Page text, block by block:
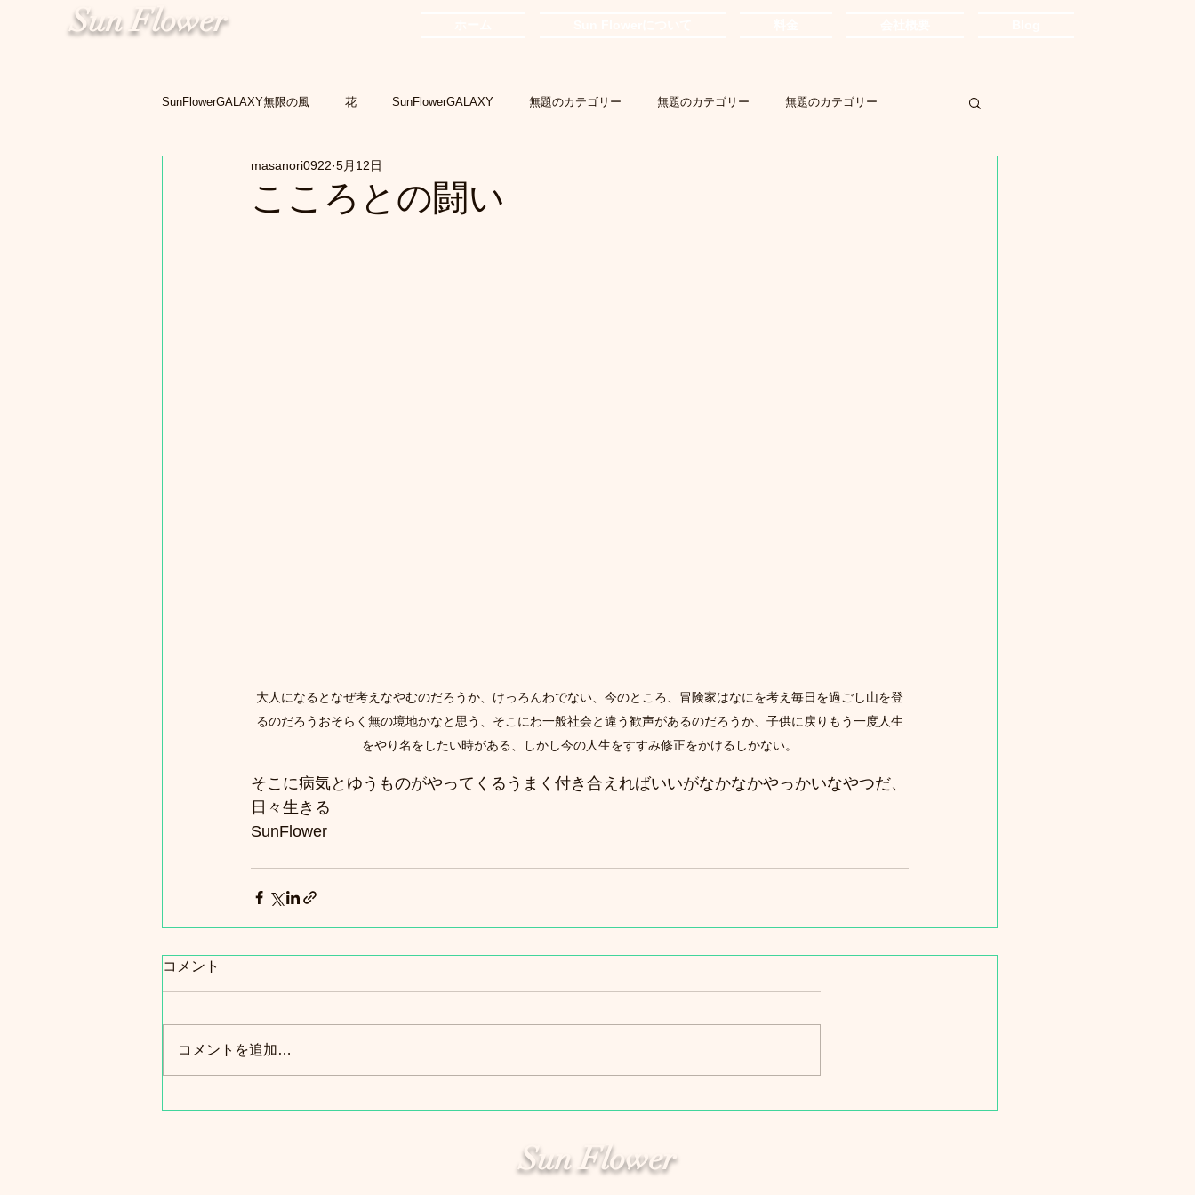
Sun Flower
SunFlowerGALAXY無限の風 花 SunFlowerGALAXY 無題のカテゴリー 無題のカテゴリー 無題のカテゴリー
こころとの闘い
masanori0922 5月12日
大人になるとなぜ考えなやむのだろうか、けっろんわでない、今のところ、冒険家はなにを考え毎日を過ごし山を登
るのだろうおそらく無の境地かなと思う、そこにわ一般社会と違う歓声があるのだろうか、子供に戻りもう一度人生
をやり名をしたい時がある、しかし今の人生をすすみ修正をかけるしかない。
そこに病気とゆうものがやってくるうまく付き合えればいいがなかなかやっかいなやつだ、
日々生きる
SunFlower
コメント
コメントを追加…
Sun Flower